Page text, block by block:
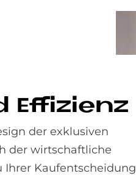
Ef­fi­zi­enz
der exklusiven
der wirtschaftliche
Ihrer Kauf­entscheidung